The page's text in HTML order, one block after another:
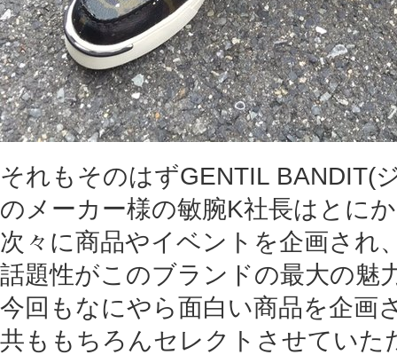
それもそのはずGENTIL BANDIT(
のメーカー様の敏腕K社長はとに
次々に商品やイベントを企画され
話題性がこのブランドの最大の魅
今回もなにやら面白い商品を企画
共ももちろんセレクトさせていた